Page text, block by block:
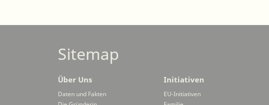
Sitemap
Über Uns
Daten und Fakten
Initiativen
EU-Initiativen